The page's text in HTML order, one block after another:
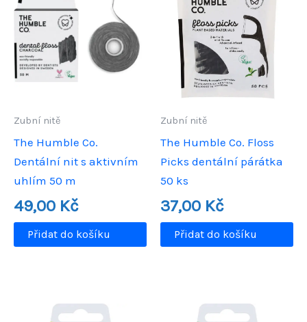
Zubní nitě
The Humble Co.
Dentální nit s aktivním
uhlím 50 m
49,00 Kč
Přidat do košíku
Zubní nitě
The Humble Co. Floss
Picks dentální párátka
50 ks
37,00 Kč
Přidat do košíku